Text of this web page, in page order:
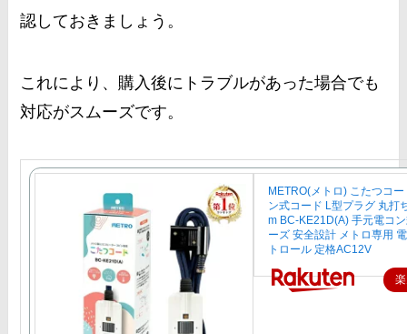
認しておきましょう。
これにより、購入後にトラブルがあった場合でも
対応がスムーズです。
METRO(メトロ) こたつコ
ン式コード L型プラグ 丸打
m BC-KE21D(A) 手元電コ
ーズ 安全設計 メトロ専用
トロール 定格AC12V